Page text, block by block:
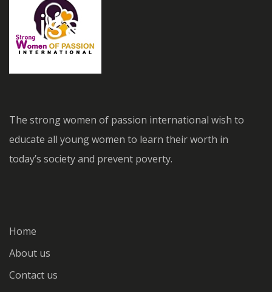
The strong women of passion international wish to
educate all young women to learn their worth in
today’s society and prevent poverty.
Home
About us
Contact us